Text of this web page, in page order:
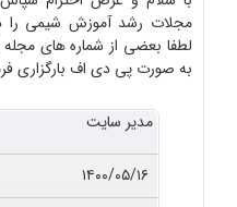
مجلات رشد آموزش شیمی را در
به صورت پی دی اف بارگزاری
مدیر سایت
۱۴۰۰/۰۵/۱۶